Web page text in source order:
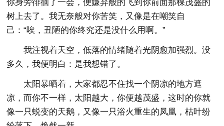
你身旁徘徊了一会，便嫌弃般的飞到你前面那棵茂盛的
树上去了。我无奈般对你苦笑，又像是在嘲笑自
己：“唉，丑陋的你终究还是没什么用啊。”
我注视着天空，低落的情绪随着光阴愈加强烈。没
多久，我便明白：是我想错了。
太阳暴晒着，大家都忍不住找一个阴凉的地方遮
凉，而你不一样，太阳越大，你便越茂盛，这时的你就
像一只蜕变的天鹅，又像一只浴火重生的凤凰，枯叶纷